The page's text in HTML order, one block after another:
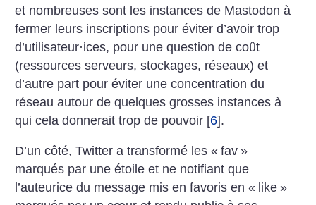
et nombreuses sont les instances de Mastodon à
fermer leurs inscriptions pour éviter d’avoir trop
d’utilisateur·ices, pour une question de coût
(ressources serveurs, stockages, réseaux) et
d’autre part pour éviter une concentration du
réseau autour de quelques grosses instances à
qui cela donnerait trop de pouvoir [6].
D’un côté, Twitter a transformé les « fav »
marqués par une étoile et ne notifiant que
l’auteurice du message mis en favoris en « like »